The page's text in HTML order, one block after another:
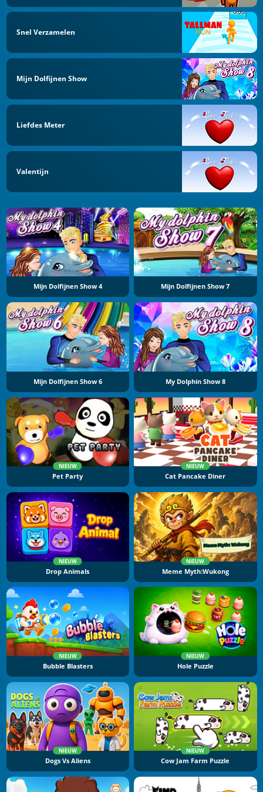
Snel Verzamelen
Mijn Dolfijnen Show
Liefdes Meter
Valentijn
Mijn Dolfijnen Show 4 Mijn Dolfijnen Show 7
Mijn Dolfijnen Show 6 My Dolphin Show 8
NIEUW
Pet Party
NIEUW
Cat Pancake Diner
NIEUW
Drop Animals
NIEUW
Meme Myth:Wukong
NIEUW
Bubble Blasters
NIEUW
Hole Puzzle
NIEUW
Dogs Vs Aliens
NIEUW
Cow Jam Farm Puzzle